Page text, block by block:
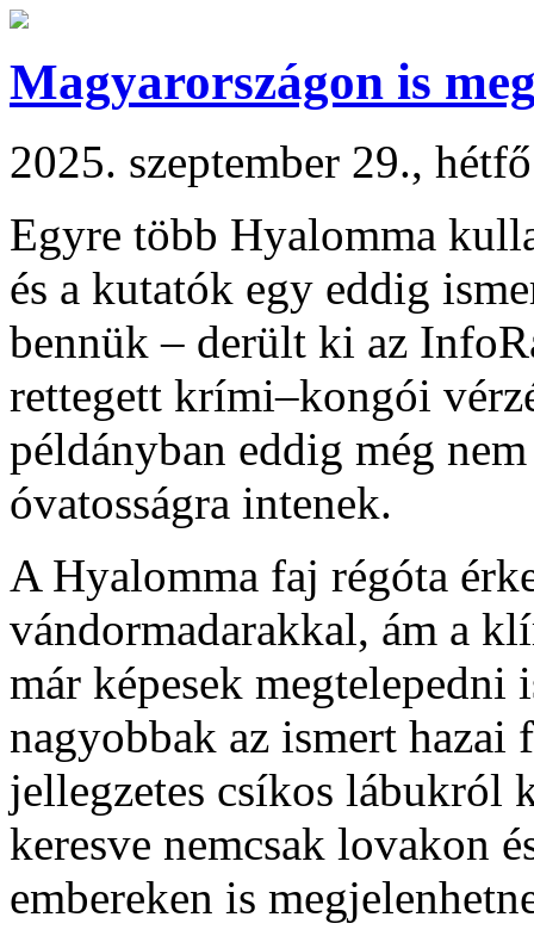
Magyarországon is
2025. szeptember 29.,
Egyre több Hyalomma
és a kutatók egy eddig
bennük – derült ki az
rettegett krími–kongói
példányban eddig még
óvatosságra intenek.
A Hyalomma faj régóta
vándormadarakkal, ám a
már képesek
nagyobbak az ismert
jellegzetes csíkos lábukról
keresve nemcsak lovakon
embereken is